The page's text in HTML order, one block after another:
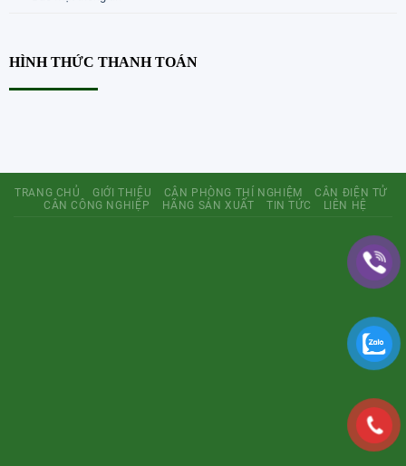
HÌNH THỨC THANH TOÁN
TRANG CHỦ GIỚI THIỆU CÂN PHÒNG THÍ NGHIỆM
CÂN ĐIỆN TỬ
CÂN CÔNG NGHIỆP
HÃNG SẢN XUẤT TIN TỨC LIÊN HỆ